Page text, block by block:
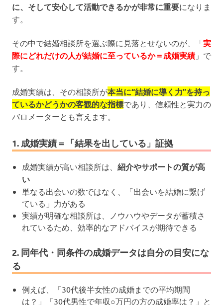
に、そして安心して活動できるかが非常に重要になりま
す。
その中で結婚相談所を選ぶ際に見落とせないのが、「実
際にどれだけの人が結婚に至っているか＝成婚実績 」で
す。
成婚実績は、その相談所が本当に“結婚に導く力”を持っ
ているかどうかの客観的な指標であり、信頼性と実力の
バロメーターとも言えます。
1. 成婚実績＝「結果を出している」証拠
成婚実績が高い相談所は、 紹介やサポートの質が高
い
単なる出会いの数ではなく、「出会いを結婚に繋げ
ている」力がある
実績が明確な相談所は、ノウハウやデータが蓄積さ
れているため、効率的なアドバイスが期待できる
2. 同年代・同条件の成婚データは自分の目安にな
る
例えば、「30代後半女性の成婚までの平均期間
は？」「30代男性で年収○万円の方の成婚率は？」と